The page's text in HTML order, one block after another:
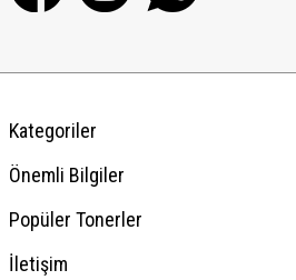
Kategoriler
Önemli Bilgiler
Popüler Tonerler
İletişim